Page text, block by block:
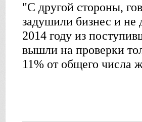
"С другой стороны,
задушили бизнес и не
2014 году из
вышли на проверки
11% от общего числа